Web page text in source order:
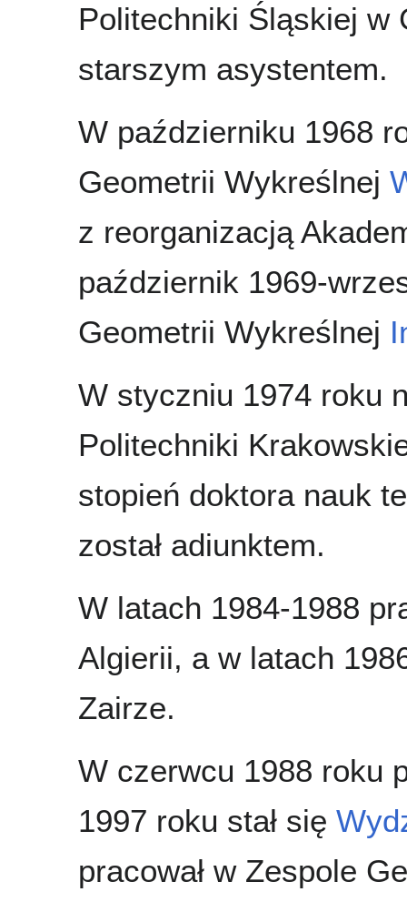
Politechniki Śląskiej w
starszym asystentem.
W październiku 1968
Geometrii Wykreślnej
z reorganizacją
październik 1969-
Geometrii Wykreślnej
W styczniu 1974 roku
Politechniki
stopień doktora nauk
został adiunktem.
W latach 1984-1988
Algierii, a w latach
Zairze.
W czerwcu 1988 roku
1997 roku stał się
pracował w Zespole